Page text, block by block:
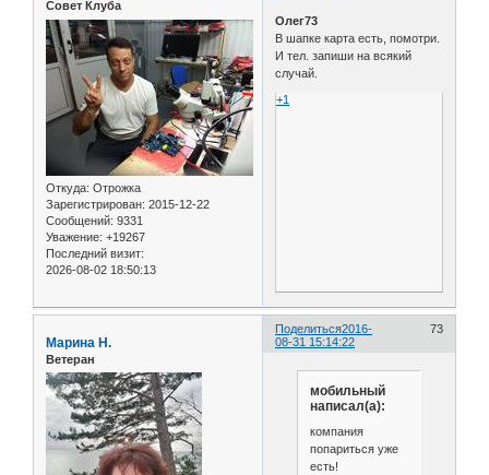
Совет Клуба
Откуда: Отрожка
Зарегистрирован: 2015-12-22
Сообщений: 9331
Уважение: +19267
Последний визит:
2026-08-02 18:50:13
Олег73
В шапке карта есть, помотри.
И тел. запиши на всякий
случай.
+1
Поделиться 73
2016-
08-31 15:14:22
Марина Н.
Ветеран
мобильный
написал(а):
компания
попариться уже
есть!